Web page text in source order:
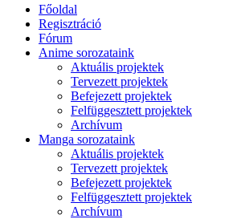
Főoldal
Regisztráció
Fórum
Anime sorozataink
Aktuális projektek
Tervezett projektek
Befejezett projektek
Felfüggesztett projektek
Archívum
Manga sorozataink
Aktuális projektek
Tervezett projektek
Befejezett projektek
Felfüggesztett projektek
Archívum